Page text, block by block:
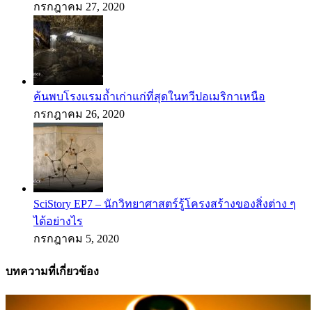
กรกฎาคม 27, 2020
ค้นพบโรงแรมถ้ำเก่าแก่ที่สุดในทวีปอเมริกาเหนือ
กรกฎาคม 26, 2020
SciStory EP7 – นักวิทยาศาสตร์รู้โครงสร้างของสิ่งต่าง ๆ
ได้อย่างไร
กรกฎาคม 5, 2020
บทความที่เกี่ยวข้อง